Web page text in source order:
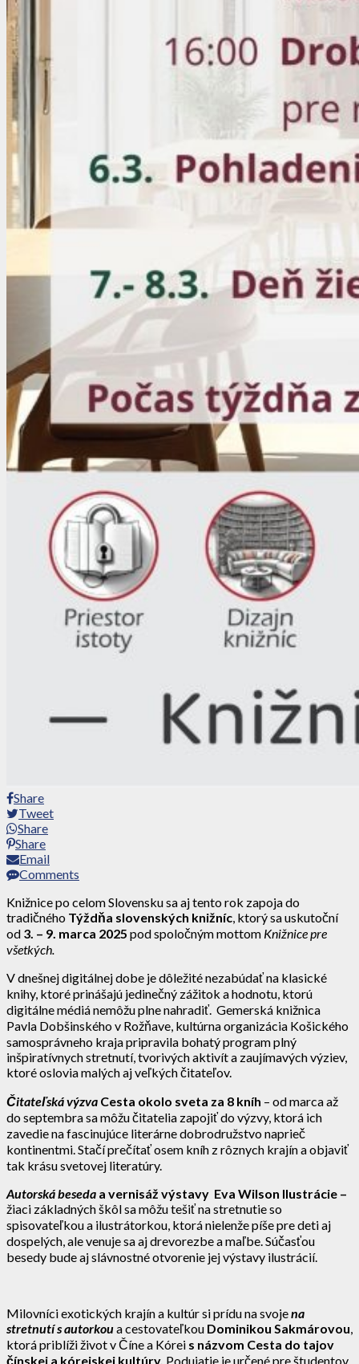
Share
Tweet
Share
Share
Email
Comments
Knižnice po celom Slovensku sa aj tento rok zapoja do
tradičného Týždňa slovenských knižníc , ktorý sa uskutoční
od 3. – 9. marca 2025 pod spoločným mottom Knižnice pre
všetkých.
V dnešnej digitálnej dobe je dôležité nezabúdať na klasické
knihy, ktoré prinášajú jedinečný zážitok a hodnotu, ktorú
digitálne médiá nemôžu plne nahradiť. Gemerská knižnica
Pavla Dobšinského v Rožňave, kultúrna organizácia Košického
samosprávneho kraja pripravila bohatý program plný
inšpiratívnych stretnutí, tvorivých aktivít a zaujímavých výziev,
ktoré oslovia malých aj veľkých čitateľov.
Čitateľská výzva Cesta okolo sveta za 8 kníh – od marca až
do septembra sa môžu čitatelia zapojiť do výzvy, ktorá ich
zavedie na fascinujúce literárne dobrodružstvo naprieč
kontinentmi. Stačí prečítať osem kníh z rôznych krajín a objaviť
tak krásu svetovej literatúry.
Autorská beseda a vernisáž výstavy Eva Wilson Ilustrácie –
žiaci základných škôl sa môžu tešiť na stretnutie so
spisovateľkou a ilustrátorkou, ktorá nielenže píše pre deti aj
dospelých, ale venuje sa aj drevorezbe a maľbe. Súčasťou
besedy bude aj slávnostné otvorenie jej výstavy ilustrácií.
Milovníci exotických krajín a kultúr si prídu na svojena
stretnutí s autorkoua cestovateľkou Dominikou Sakmárovou
ktorá priblíži život v Číne a Kórei s názvom Cesta do tajov
čínskej a kórejskej kultúry. Podujatie je určené pre študentov